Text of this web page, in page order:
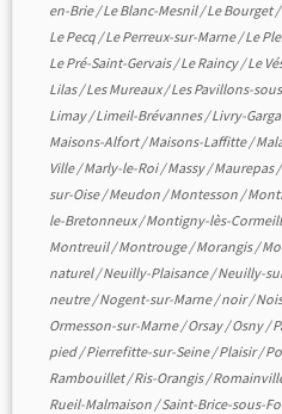
en-Brie/Le Blanc-Mesnil/Le Bourget/
Le Pecq /Le Perreux-sur-Marne/Le
Le Pré-Saint-Gervais/Le Raincy/Le
Lilas/Les Mureaux/Les Pavillons-
Limay/Limeil-Brévannes/Livry-
Maisons-Alfort/Maisons-Laffitte/
Ville/Marly-le-Roi/Massy/Maurepas/
sur-Oise/Meudon /Montesson /
le-Bretonneux/Montigny-lès-
Montreuil/Montrouge/Morangis/
naturel/Neuilly-Plaisance/Neuilly-
neutre/Nogent-sur-Marne/noir/
Ormesson-sur-Marne/Orsay/Osny/
pied/Pierrefitte-sur-Seine/Plaisir/
Rambouillet/Ris-Orangis/
Rueil-Malmaison /Saint-Brice-sous-